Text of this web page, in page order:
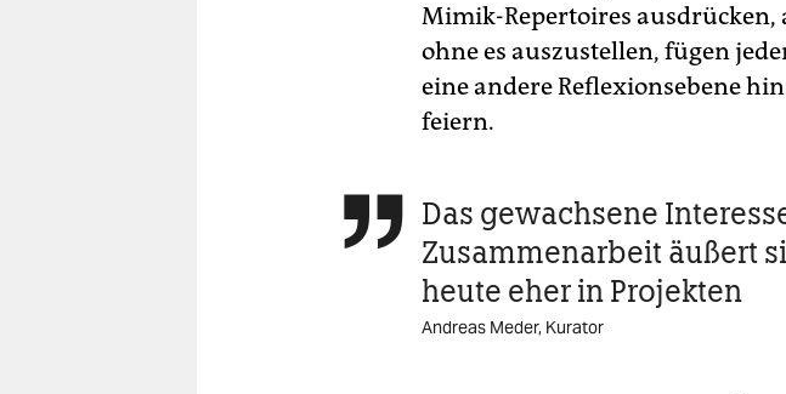
Mimik-Repertoires ausdrücken,
ohne es auszustellen, fügen
eine andere Reflexionsebene
feiern.
 Das gewachsene
Zusammenarbeit äußert
heute eher in Projekten
Andreas Meder, Kurator